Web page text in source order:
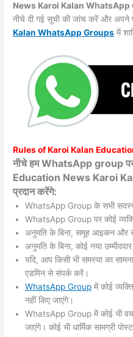
News Karoi Kalan
नीचे दी गई सूची की जांच करें और अपने
Kalan WhatsAppGroups में
Rules ofKaroi Kalan
नीचे हम WhatsApp group
Education News Karoi
प्रदान करेंगे:
WhatsApp Group के सभी
WhatsApp Group पर कोई
अनुमति के बिना, समूह आइकन और
अनुमति के बिना, कोई नया
यदि, आप किसी भी समस्या का
एडमिन से संपर्क करें।
WhatsApp Group में कोई
नहीं किए जाएंगे।
WhatsApp Group में कोई भी
जाएंगे। कोई भी धार्मिक सामग्री